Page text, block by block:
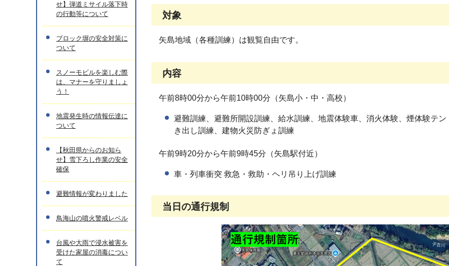
対象
矢島地域（各種訓練）は観覧自由です。
内容
午前8時00分から午前10時00分（矢島小・中・高校）
避難訓練、避難所開設訓練、給水訓練、地震体験車、消火体験、煙体験テ
き出し訓練、建物火災防ぎょ訓練
午前9時20分から午前9時45分（矢島駅付近）
車・列車衝突 救急・救助・ヘリ吊り上げ訓練
当日の通行規制
せ】弾道ミサイル落下時
の行動等について
ブロック塀の安全対策に
ついて
スノーモビルを楽しむ際
は、マナーを守りましょ
う！
地震発生時の情報伝達に
ついて
【秋田県からのお知ら
せ】雪下ろし作業の安全
確保
避難情報が変わりました
鳥海山の噴火警戒レベル
台風や大雨で浸水被害を
受けた家屋の消毒につい
て